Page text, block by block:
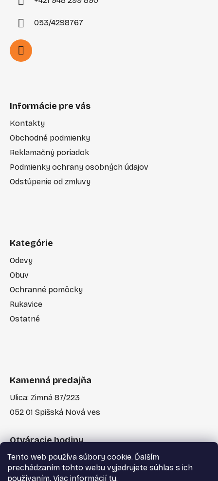
Tento web používa súbory cookie. Ďalším
prechádzaním tohto webu vyjadrujete súhlas s ich
používaním. Viac informácií tu.
053/4298767
Informácie pre vás
Kontakty
Obchodné podmienky
Reklamačný poriadok
Podmienky ochrany osobných údajov
Odstúpenie od zmluvy
Kategórie
Odevy
Obuv
Ochranné pomôcky
Rukavice
Ostatné
Kamenná predajňa
Ulica: Zimná 87/223
052 01 Spišská Nová ves
Otváracie hodiny
Po-Pia: 7:30 - 17:00